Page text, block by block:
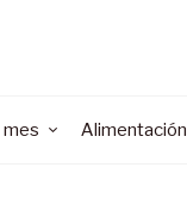
mes Alimentación